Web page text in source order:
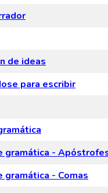
de ideas
para escribir
gramática -
gramática - Comas